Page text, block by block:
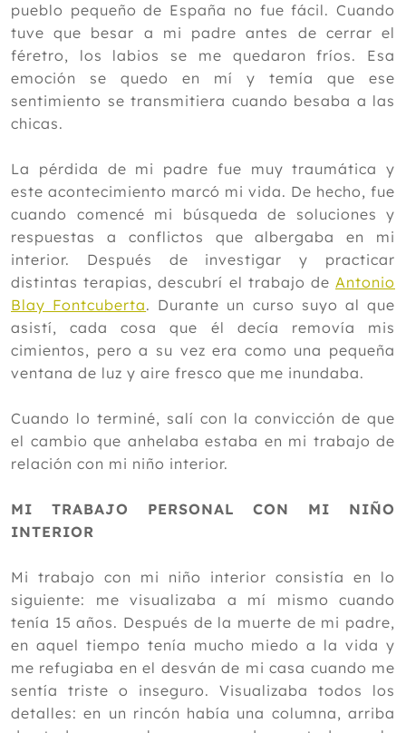
pueblo pequeño de España no fue fácil. Cuando
tuve que besar a mi padre antes de cerrar el
féretro, los labios se me quedaron fríos. Esa
emoción se quedo en mí y temía que ese
sentimiento se transmitiera cuando besaba a las
chicas.
La pérdida de mi padre fue muy traumática y
este acontecimiento marcó mi vida. De hecho, fue
cuando comencé mi búsqueda de soluciones y
respuestas a conflictos que albergaba en mi
interior. Después de investigar y practicar
distintas terapias, descubrí el trabajo de Antonio
Blay Fontcuberta. Durante un curso suyo al que
asistí, cada cosa que él decía removía mis
cimientos, pero a su vez era como una pequeña
ventana de luz y aire fresco que me inundaba.
Cuando lo terminé, salí con la convicción de que
el cambio que anhelaba estaba en mi trabajo de
relación con mi niño interior.
MI TRABAJO PERSONAL CON MI NIÑO
INTERIOR
Mi trabajo con mi niño interior consistía en lo
siguiente: me visualizaba a mí mismo cuando
tenía 15 años. Después de la muerte de mi padre,
en aquel tiempo tenía mucho miedo a la vida y
me refugiaba en el desván de mi casa cuando me
sentía triste o inseguro. Visualizaba todos los
detalles: en un rincón había una columna, arriba